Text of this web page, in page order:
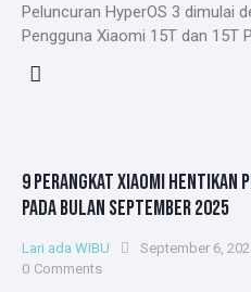
Peluncuran HyperOS 3 dimulai
Pengguna Xiaomi 15T dan 15T
9 PERANGKAT XIAOMI HENTIKAN
PADA BULAN SEPTEMBER 2025
Lari ada WIBU September 6,
0 Comments